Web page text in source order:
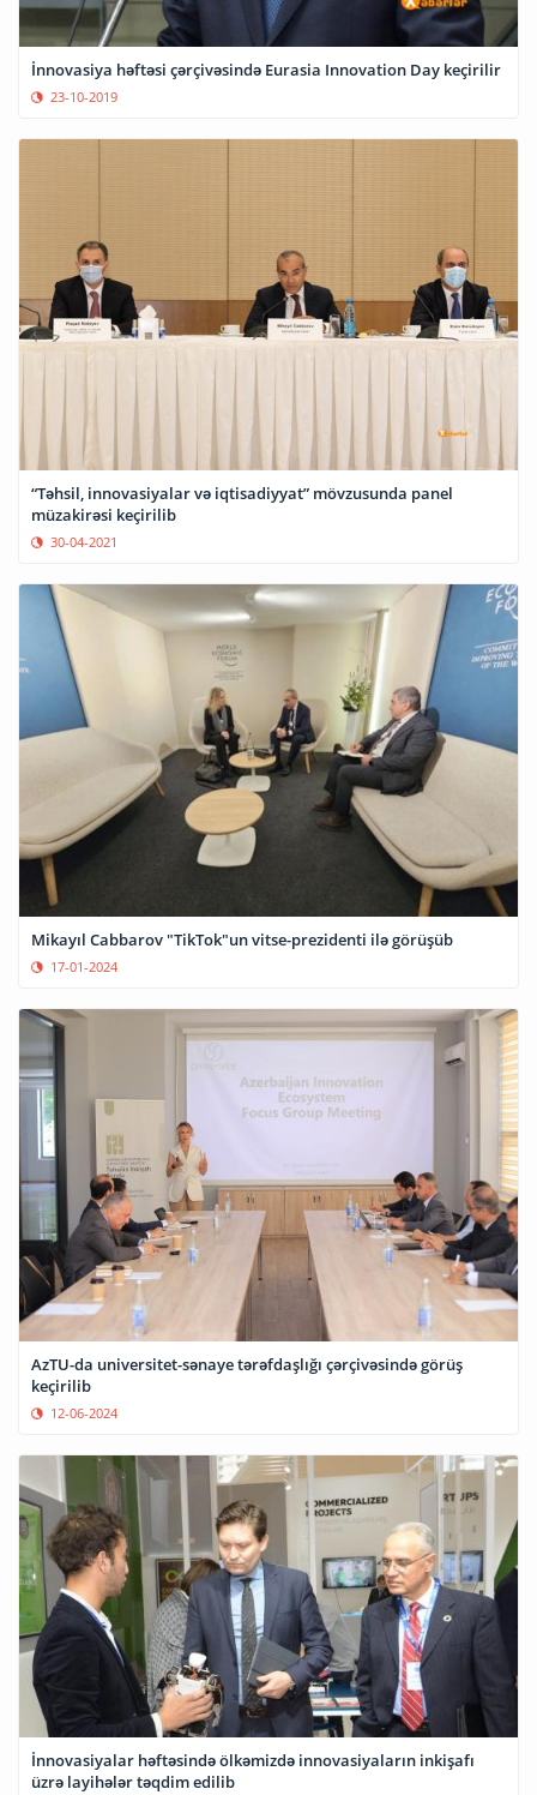
İnnovasiya həftəsi çərçivəsində Eurasia Innovation Day keçirilir
23-10-2019
“Təhsil, innovasiyalar və iqtisadiyyat” mövzusunda panel
müzakirəsi keçirilib
30-04-2021
Mikayıl Cabbarov "TikTok"un vitse-prezidenti ilə görüşüb
17-01-2024
AzTU-da universitet-sənaye tərəfdaşlığı çərçivəsində görüş
keçirilib
12-06-2024
İnnovasiyalar həftəsində ölkəmizdə innovasiyaların inkişafı
üzrə layihələr təqdim edilib